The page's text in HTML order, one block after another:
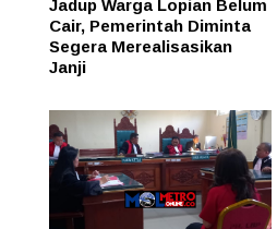
Jadup Warga Lopian Belum
Cair, Pemerintah Diminta
Segera Merealisasikan
Janji